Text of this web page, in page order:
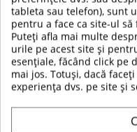
Presa la banca (
TABEL DE DATE
a utilizatorului:
tableta sau telefon), sunt
pentru a face ca site-ul
Puteți afla mai multe
urile pe acest site și
esențiale, făcând click pe
mai jos. Totuși, dacă
experiența dvs. pe site și